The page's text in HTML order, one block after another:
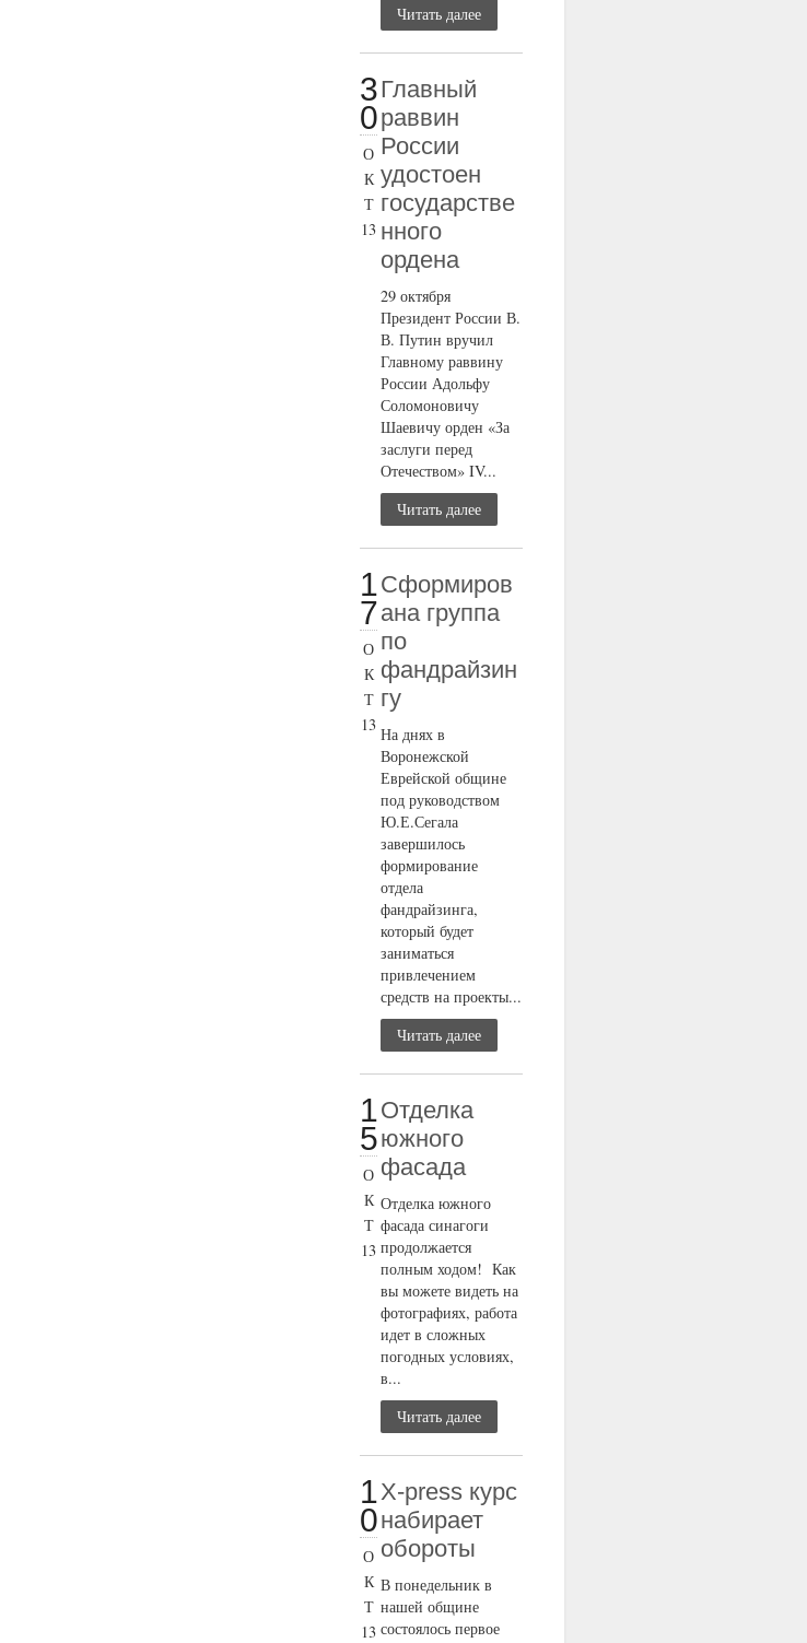
Читать далее
3
0
О
К
Т
13
Главный
раввин
России
удостоен
государстве
нного
ордена
29 октября
Президент России В.
В. Путин вручил
Главному раввину
России Адольфу
Соломоновичу
Шаевичу орден «За
заслуги перед
Отечеством» IV...
Читать далее
1
7
О
К
Т
13
Сформиров
ана группа
по
фандрайзин
гу
На днях в
Воронежской
Еврейской общине
под руководством
Ю.Е.Сегала
завершилось
формирование
отдела
фандрайзинга,
который будет
заниматься
привлечением
средств на проекты...
Читать далее
1
5
О
К
Т
13
Отделка
южного
фасада
Отделка южного
фасада синагоги
продолжается
полным ходом! Как
вы можете видеть на
фотографиях, работа
идет в сложных
погодных условиях,
в...
Читать далее
1
0
О
К
Т
13
X-press курс
набирает
обороты
В понедельник в
нашей общине
состоялось первое